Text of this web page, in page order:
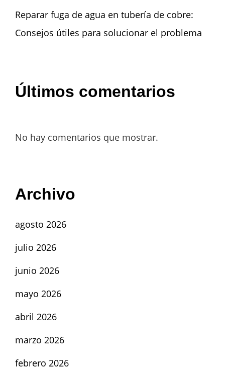
Reparar fuga de agua en tubería de cobre:
Consejos útiles para solucionar el problema
Últimos comentarios
No hay comentarios que mostrar.
Archivo
agosto 2026
julio 2026
junio 2026
mayo 2026
abril 2026
marzo 2026
febrero 2026